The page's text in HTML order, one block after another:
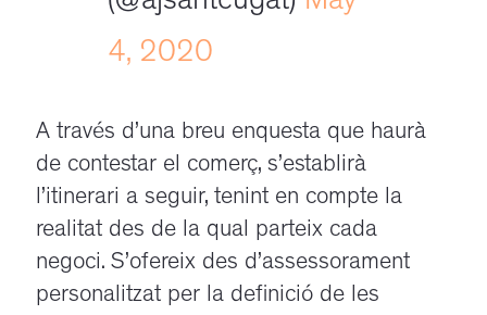
4, 2020
A través d’una breu enquesta que haurà
de contestar el comerç, s’establirà
l’itinerari a seguir, tenint en compte la
realitat des de la qual parteix cada
negoci. S’ofereix des d’assessorament
personalitzat per la definició de les